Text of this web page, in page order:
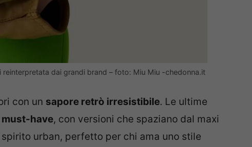
dai grandi brand – foto: Miu Miu -chedonna.it
con un sapore retrò irresistibile. Le ultime
must-have, con versioni che spaziano dal maxi
urban, perfetto per chi ama uno stile